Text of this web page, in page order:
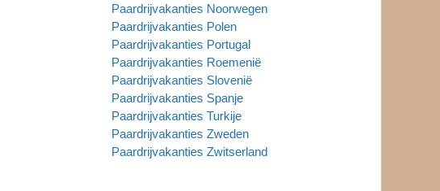
Paardrijvakanties Noorwegen
Paardrijvakanties Polen
Paardrijvakanties Portugal
Paardrijvakanties Roemenië
Paardrijvakanties Slovenië
Paardrijvakanties Spanje
Paardrijvakanties Turkije
Paardrijvakanties Zweden
Paardrijvakanties Zwitserland